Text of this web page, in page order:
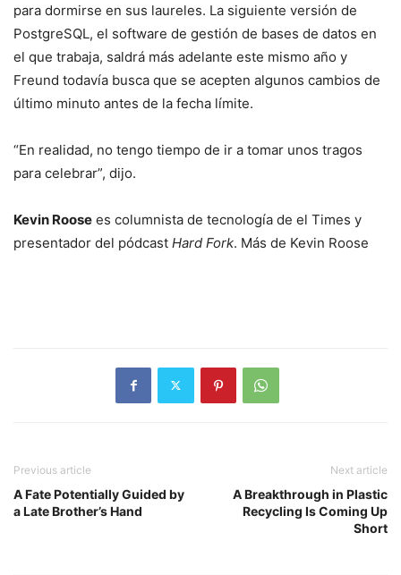
para dormirse en sus laureles. La siguiente versión de
PostgreSQL, el software de gestión de bases de datos en
el que trabaja, saldrá más adelante este mismo año y
Freund todavía busca que se acepten algunos cambios de
último minuto antes de la fecha límite.
“En realidad, no tengo tiempo de ir a tomar unos tragos
para celebrar”, dijo.
Kevin Roose es columnista de tecnología de el Times y
presentador del pódcast Hard Fork. Más de Kevin Roose
Previous article
A Fate Potentially Guided by
a Late Brother’s Hand
Next article
A Breakthrough in Plastic
Recycling Is Coming Up
Short